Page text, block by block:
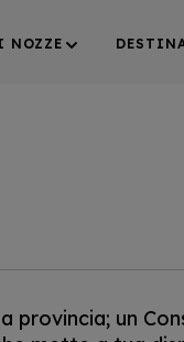
provincia; un